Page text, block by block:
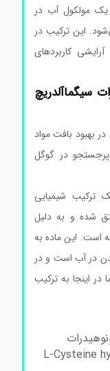
مولکول آب در
این ترکیب در
کاربردهای
سیگماآلدریچ
بافت مواد
در گوگل
شیمیایی
و به دلیل
این ماده به
در آب است و در
اینجا به ترکیب